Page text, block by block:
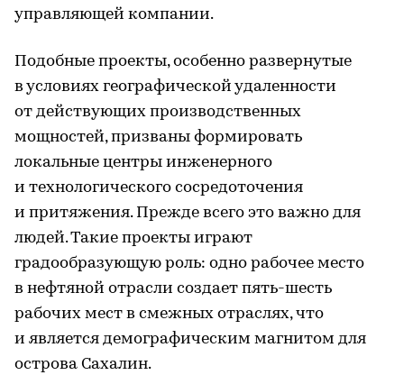
управляющей компании.
Подобные проекты, особенно развернутые
в условиях географической удаленности
от действующих производственных
мощностей, призваны формировать
локальные центры инженерного
и технологического сосредоточения
и притяжения. Прежде всего это важно для
людей. Такие проекты играют
градообразующую роль: одно рабочее место
в нефтяной отрасли создает пять-шесть
рабочих мест в смежных отраслях, что
и является демографическим магнитом для
острова Сахалин.